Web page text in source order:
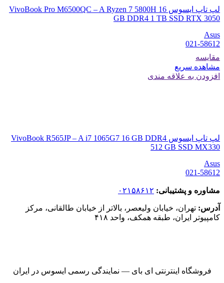
لپ تاپ ایسوس VivoBook Pro M6500QC – A Ryzen 7 5800H 16
GB DDR4 1 TB SSD RTX 3050
Asus
021-58612
مقایسه
مشاهده سریع
افزودن به علاقه مندی
لپ تاپ ایسوس VivoBook R565JP – A i7 1065G7 16 GB DDR4
512 GB SSD MX330
Asus
021-58612
مشاوره و پشتیبانی: ۰۲۱۵۸۶۱۲
آدرس: تهران، خیابان ولیعصر، بالاتر از خیابان طالقانی، مرکز
کامپیوتر ایران، طبقه همکف، واحد ۴۱۸
فروشگاه اینترنتی ای‌ بای — نمایندگی رسمی ایسوس در ایران